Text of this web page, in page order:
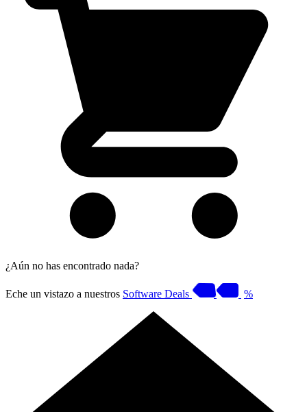
¿Aún no has encontrado nada?
Eche un vistazo a nuestros Software Deals %